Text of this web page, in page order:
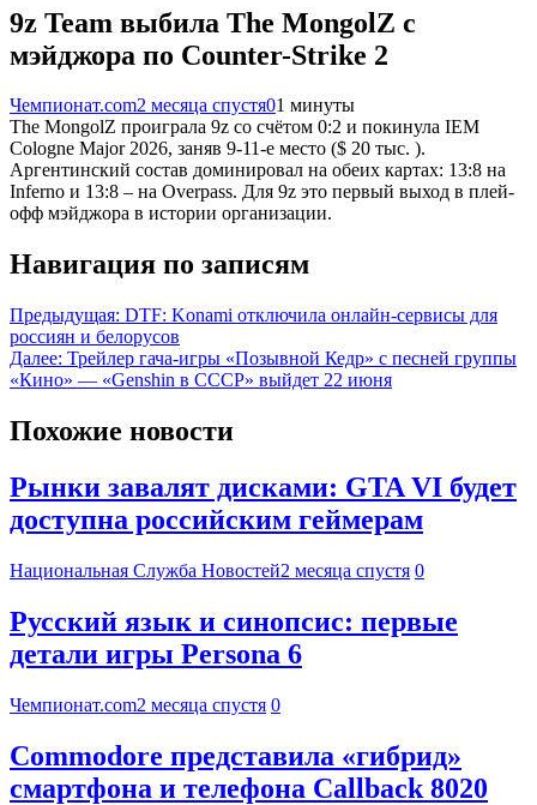
9z Team выбила The MongolZ с
мэйджора по Counter-Strike 2
Чемпионат.com2 месяца спустя01 минуты
The MongolZ проиграла 9z со счётом 0:2 и покинула IEM
Cologne Major 2026, заняв 9-11-е место ($ 20 тыс. ).
Аргентинский состав доминировал на обеих картах: 13:8 на
Inferno и 13:8 – на Overpass. Для 9z это первый выход в плей-
офф мэйджора в истории организации.
Навигация по записям
Предыдущая: DTF: Konami отключила онлайн-сервисы для
россиян и белорусов
Далее: Трейлер гача-игры «Позывной Кедр» с песней группы
«Кино» — «Genshin в СССР» выйдет 22 июня
Похожие новости
Рынки завалят дисками: GTA VI будет
доступна российским геймерам
Национальная Служба Новостей2 месяца спустя 0
Русский язык и синопсис: первые
детали игры Persona 6
Чемпионат.com2 месяца спустя 0
Commodore представила «гибрид»
смартфона и телефона Callback 8020